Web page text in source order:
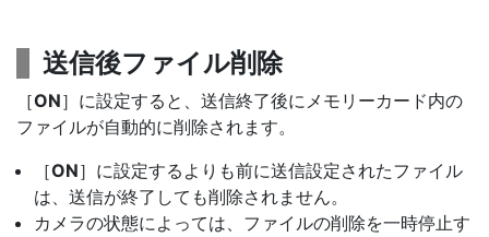
送信後ファイル削除
［ON］に設定すると、送信終了後にメモリーカード内の
ファイルが自動的に削除されます。
［ON］に設定するよりも前に送信設定されたファイル
は、送信が終了しても削除されません。
カメラの状態によっては、ファイルの削除を一時停止す